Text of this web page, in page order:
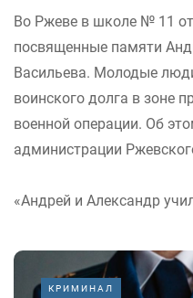
Во Ржеве в школе № 11
посвященные памяти
Васильева. Молодые
воинского долга в зоне
военной операции. Об
администрации
«Андрей и Александр
КРИМИНАЛ